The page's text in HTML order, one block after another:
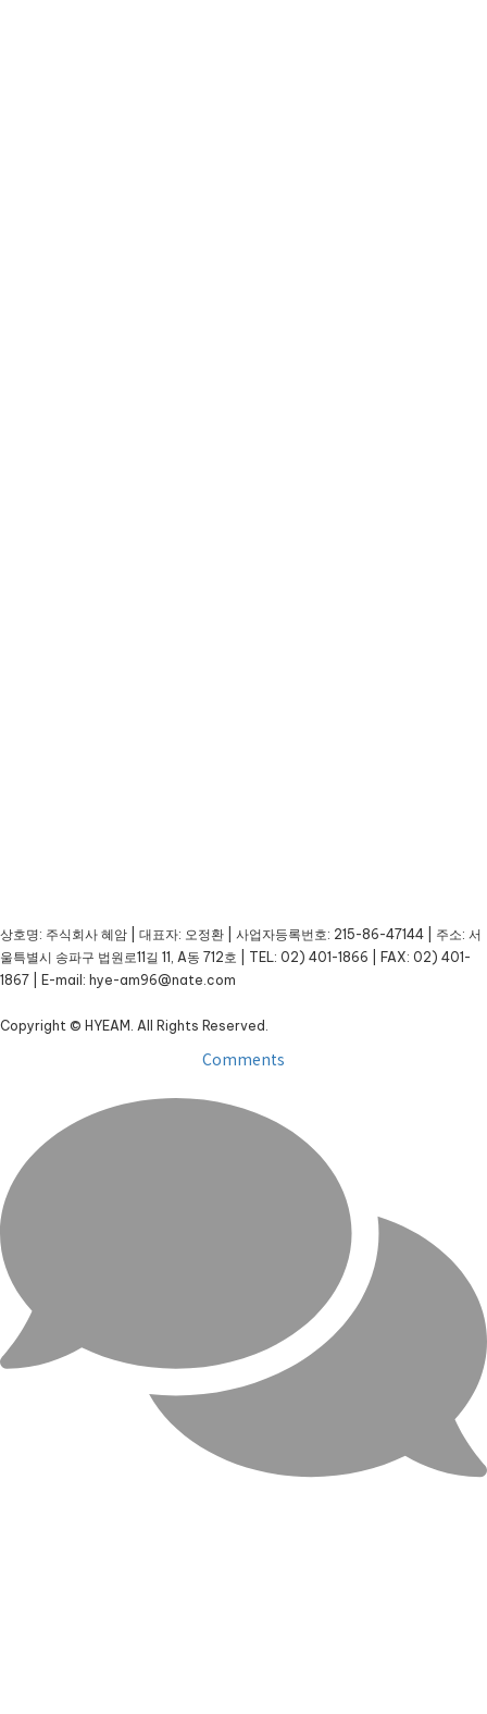
상호명: 주식회사 혜암 | 대표자: 오정환 | 사업자등록번호: 215-86-47144 | 주소: 서
울특별시 송파구 법원로11길 11, A동 712호 | TEL: 02) 401-1866 | FAX: 02) 401-
1867 | E-mail: hye-am96@nate.com
Copyright © HYEAM. All Rights Reserved.
Comments